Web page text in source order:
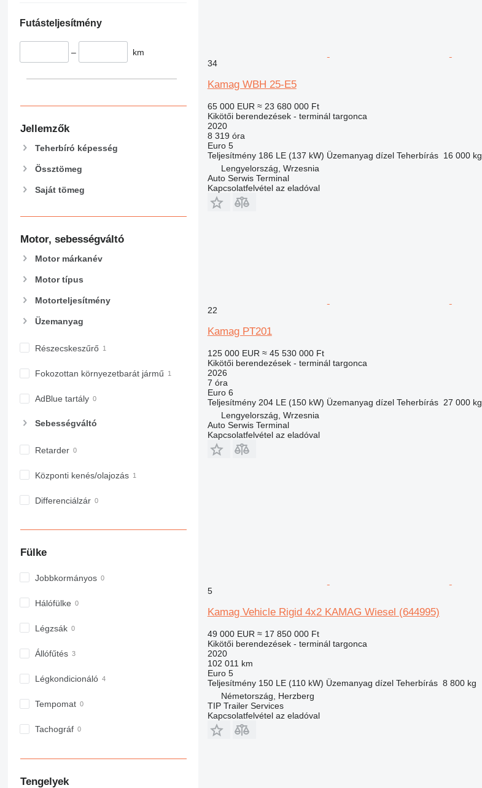
Futásteljesítmény
– km
Jellemzők
Teherbíró képesség
Össztömeg
Saját tömeg
Motor, sebességváltó
Motor márkanév
Motor típus
Motorteljesítmény
Üzemanyag
Részecskeszűrő
Fokozottan környezetbarát jármű
AdBlue tartály
Sebességváltó
Retarder
Központi kenés/olajozás
Differenciálzár
Fülke
Jobbkormányos
Hálófülke
Légzsák
Állófűtés
Légkondicionáló
Tempomat
Tachográf
Tengelyek
34
Kamag WBH 25-E5
65 000 EUR ≈ 23 680 000 Ft
Kikötői berendezések - terminál targonca
2020
8 319 óra
Euro 5
Teljesítmény 186 LE (137 kW) Üzemanyag dízel Teherbírás 16 000 kg
Lengyelország, Wrzesnia
Auto Serwis Terminal
Kapcsolatfelvétel az eladóval
22
Kamag PT201
125 000 EUR ≈ 45 530 000 Ft
Kikötői berendezések - terminál targonca
2026
7 óra
Euro 6
Teljesítmény 204 LE (150 kW) Üzemanyag dízel Teherbírás 27 000 kg
Lengyelország, Wrzesnia
Auto Serwis Terminal
Kapcsolatfelvétel az eladóval
5
Kamag Vehicle Rigid 4x2 KAMAG Wiesel (644995)
49 000 EUR ≈ 17 850 000 Ft
Kikötői berendezések - terminál targonca
2020
102 011 km
Euro 5
Teljesítmény 150 LE (110 kW) Üzemanyag dízel Teherbírás 8 800 kg
Németország, Herzberg
TIP Trailer Services
Kapcsolatfelvétel az eladóval